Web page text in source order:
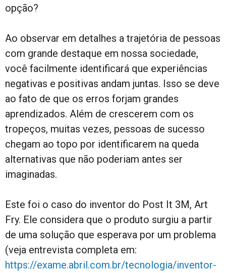
opção?
Ao observar em detalhes a trajetória de pessoas
com grande destaque em nossa sociedade,
você facilmente identificará que experiências
negativas e positivas andam juntas. Isso se deve
ao fato de que os erros forjam grandes
aprendizados. Além de crescerem com os
tropeços, muitas vezes, pessoas de sucesso
chegam ao topo por identificarem na queda
alternativas que não poderiam antes ser
imaginadas.
Este foi o caso do inventor do Post It 3M, Art
Fry. Ele considera que o produto surgiu a partir
de uma solução que esperava por um problema
(veja entrevista completa em:
https://exame.abril.com.br/tecnologia/inventor-